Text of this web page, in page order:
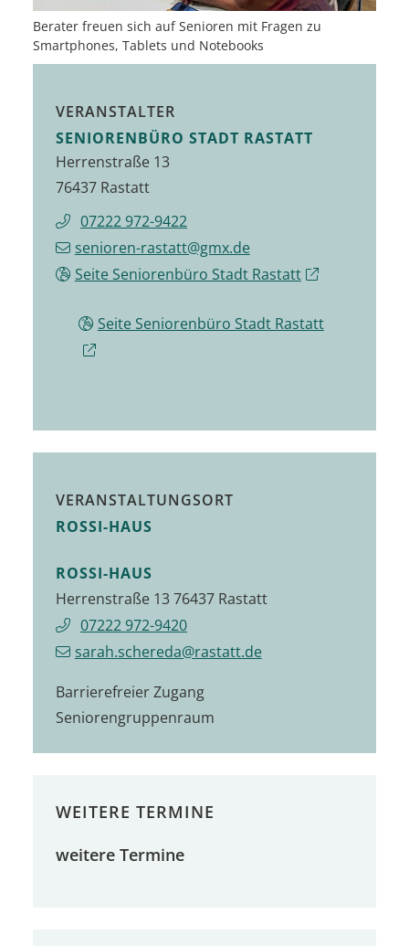
Berater freuen sich auf Senioren mit Fragen zu
Smartphones, Tablets und Notebooks
VERANSTALTER
SENIORENBÜRO STADT RASTATT
Herrenstraße 13
76437 Rastatt
07222 972-9422
senioren-rastatt@gmx.de
Seite Seniorenbüro Stadt Rastatt
Seite Seniorenbüro Stadt Rastatt
VERANSTALTUNGSORT
ROSSI-HAUS
ROSSI-HAUS
Herrenstraße 13 76437 Rastatt
07222 972-9420
sarah.schereda@rastatt.de
Barrierefreier Zugang
Seniorengruppenraum
WEITERE TERMINE
weitere Termine